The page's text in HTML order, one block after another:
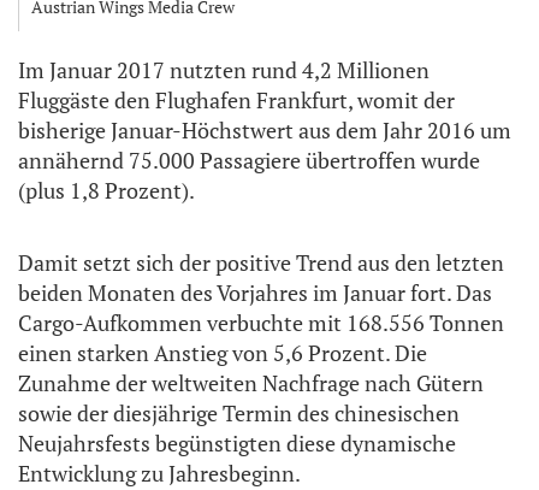
Austrian Wings Media Crew
Im Januar 2017 nutzten rund 4,2 Millionen
Fluggäste den Flughafen Frankfurt, womit der
bisherige Januar-Höchstwert aus dem Jahr 2016 um
annähernd 75.000 Passagiere übertroffen wurde
(plus 1,8 Prozent).
Damit setzt sich der positive Trend aus den letzten
beiden Monaten des Vorjahres im Januar fort. Das
Cargo-Aufkommen verbuchte mit 168.556 Tonnen
einen starken Anstieg von 5,6 Prozent. Die
Zunahme der weltweiten Nachfrage nach Gütern
sowie der diesjährige Termin des chinesischen
Neujahrsfests begünstigten diese dynamische
Entwicklung zu Jahresbeginn.